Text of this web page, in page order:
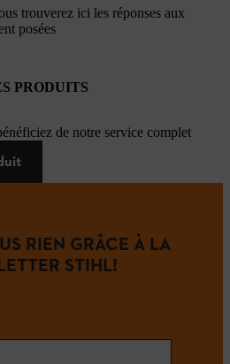
trouverez ici les réponses aux
posées
PRODUITS
de notre service complet
RIEN GRÂCE À LA
STIHL!